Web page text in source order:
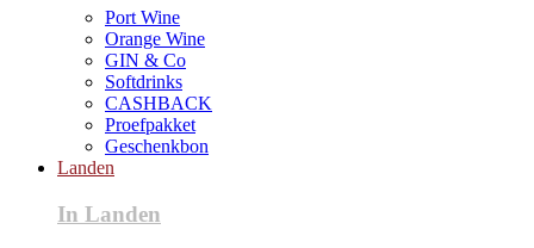
Port Wine
Orange Wine
GIN & Co
Softdrinks
CASHBACK
Proefpakket
Geschenkbon
Landen
In Landen